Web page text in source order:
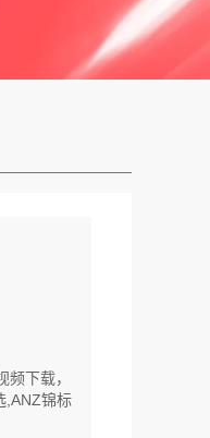
下载，
,ANZ锦标